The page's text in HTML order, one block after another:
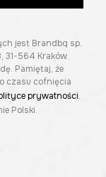
jest Brandbq sp.
31-564 Kraków.
Pamiętaj, że
czasu cofnięcia
prywatności.
Polski.